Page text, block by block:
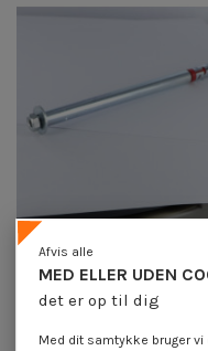
4,25 €inkl. moms
MED ELLER UDEN
det er op til dig
Afvis alle
Med dit samtykke bruger vi